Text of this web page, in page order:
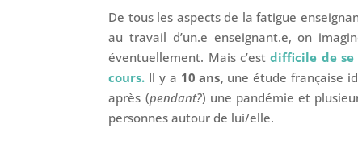
De tous les aspects de la fatigue
au travail d’un.e enseignant.e, on
éventuellement. Mais c’estdifficile de se
cours. Il y a 10 ans, une étude française
après (pendant?) une pandémie et
personnes autour de lui/elle.